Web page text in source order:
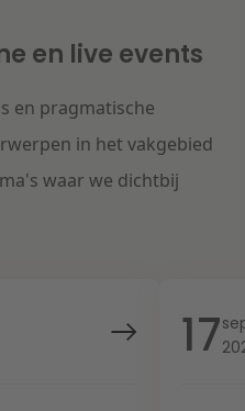
en live events
en pragmatische
in het vakgebied
waar we dichtbij
17